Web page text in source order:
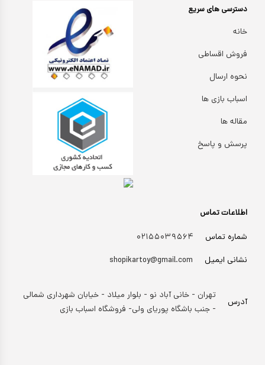
اطلاعات تماس
شماره تماس
۰۲۱۵۵۰۳۹۵۶۴
نشانی ایمیل
shopikartoy@gmail.com
آدرس
تهران - خانی آباد نو - بلوار میلاد - خیابان شهرداری شمالی
- جنب باشگاه پوریای ولی- فروشگاه اسباب بازی
دسترسی های سریع
خانه
فروش اقساطی
نحوه ارسال
اسباب بازی ها
مقاله ها
پرسش و پاسخ